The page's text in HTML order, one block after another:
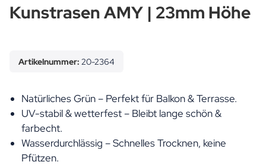
Kunstrasen AMY | 23mm Höhe
Artikelnummer: 20-2364
Natürliches Grün – Perfekt für Balkon & Terrasse.
UV-stabil & wetterfest – Bleibt lange schön &
farbecht.
Wasserdurchlässig – Schnelles Trocknen, keine
Pfützen.